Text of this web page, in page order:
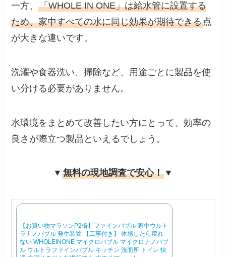
一方、「WHOLE IN ONE」は給水管に設置する
ため、家中すべての水に同じ効果が期待できる点
が大きな違いです。
洗濯や食器洗い、掃除など、用途ごとに製品を使
い分ける必要がありません。
水環境をまとめて改善したい方にとって、効率の
良さが際立つ製品といえるでしょう。
▼ 無料の現地調査で安心！ ▼
【お買い物マラソンP2倍】ファインバブル 家中ウルト
ラナノバブル 発生装置 【工事付き】 体感したら戻れ
ない WHOLEINONE マイクロバブル マイクロナノバブ
ル ウルトラファインバブル キッチン 洗面所 トイレ 快